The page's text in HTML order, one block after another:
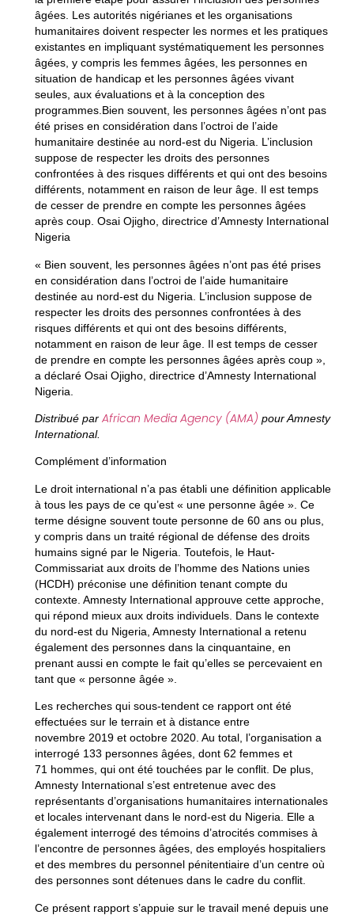
âgées. Les autorités nigérianes et les organisations
humanitaires doivent respecter les normes et les pratiques
existantes en impliquant systématiquement les personnes
âgées, y compris les femmes âgées, les personnes en
situation de handicap et les personnes âgées vivant
seules, aux évaluations et à la conception des
programmes.Bien souvent, les personnes âgées n’ont pas
été prises en considération dans l’octroi de l’aide
humanitaire destinée au nord-est du Nigeria. L’inclusion
suppose de respecter les droits des personnes
confrontées à des risques différents et qui ont des besoins
différents, notamment en raison de leur âge. Il est temps
de cesser de prendre en compte les personnes âgées
après coup. Osai Ojigho, directrice d’Amnesty International
Nigeria
« Bien souvent, les personnes âgées n’ont pas été prises
en considération dans l’octroi de l’aide humanitaire
destinée au nord-est du Nigeria. L’inclusion suppose de
respecter les droits des personnes confrontées à des
risques différents et qui ont des besoins différents,
notamment en raison de leur âge. Il est temps de cesser
de prendre en compte les personnes âgées après coup »,
a déclaré Osai Ojigho, directrice d’Amnesty International
Nigeria.
Distribué par African Media Agency (AMA) pour Amnesty
International.
Complément d’information
Le droit international n’a pas établi une définition applicable
à tous les pays de ce qu’est « une personne âgée ». Ce
terme désigne souvent toute personne de 60 ans ou plus,
y compris dans un traité régional de défense des droits
humains signé par le Nigeria. Toutefois, le Haut-
Commissariat aux droits de l’homme des Nations unies
(HCDH) préconise une définition tenant compte du
contexte. Amnesty International approuve cette approche,
qui répond mieux aux droits individuels. Dans le contexte
du nord-est du Nigeria, Amnesty International a retenu
également des personnes dans la cinquantaine, en
prenant aussi en compte le fait qu’elles se percevaient en
tant que « personne âgée ».
Les recherches qui sous-tendent ce rapport ont été
effectuées sur le terrain et à distance entre
novembre 2019 et octobre 2020. Au total, l’organisation a
interrogé 133 personnes âgées, dont 62 femmes et
71 hommes, qui ont été touchées par le conflit. De plus,
Amnesty International s’est entretenue avec des
représentants d’organisations humanitaires internationales
et locales intervenant dans le nord-est du Nigeria. Elle a
également interrogé des témoins d’atrocités commises à
l’encontre de personnes âgées, des employés hospitaliers
et des membres du personnel pénitentiaire d’un centre où
des personnes sont détenues dans le cadre du conflit.
Ce présent rapport s’appuie sur le travail mené depuis une